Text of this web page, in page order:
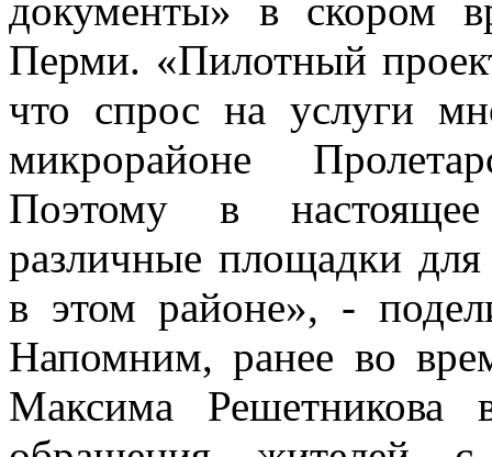
документы» в скором
Перми. «Пилотный
что спрос на услуги
микрорайоне
Поэтому в
различные площадки
в этом районе», -
Напомним, ранее во
Максима Решетникова